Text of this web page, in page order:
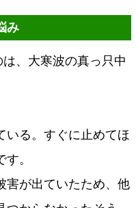
み
、大寒波の真っ只中
いる。すぐに止めてほ
。
害が出ていたため、他